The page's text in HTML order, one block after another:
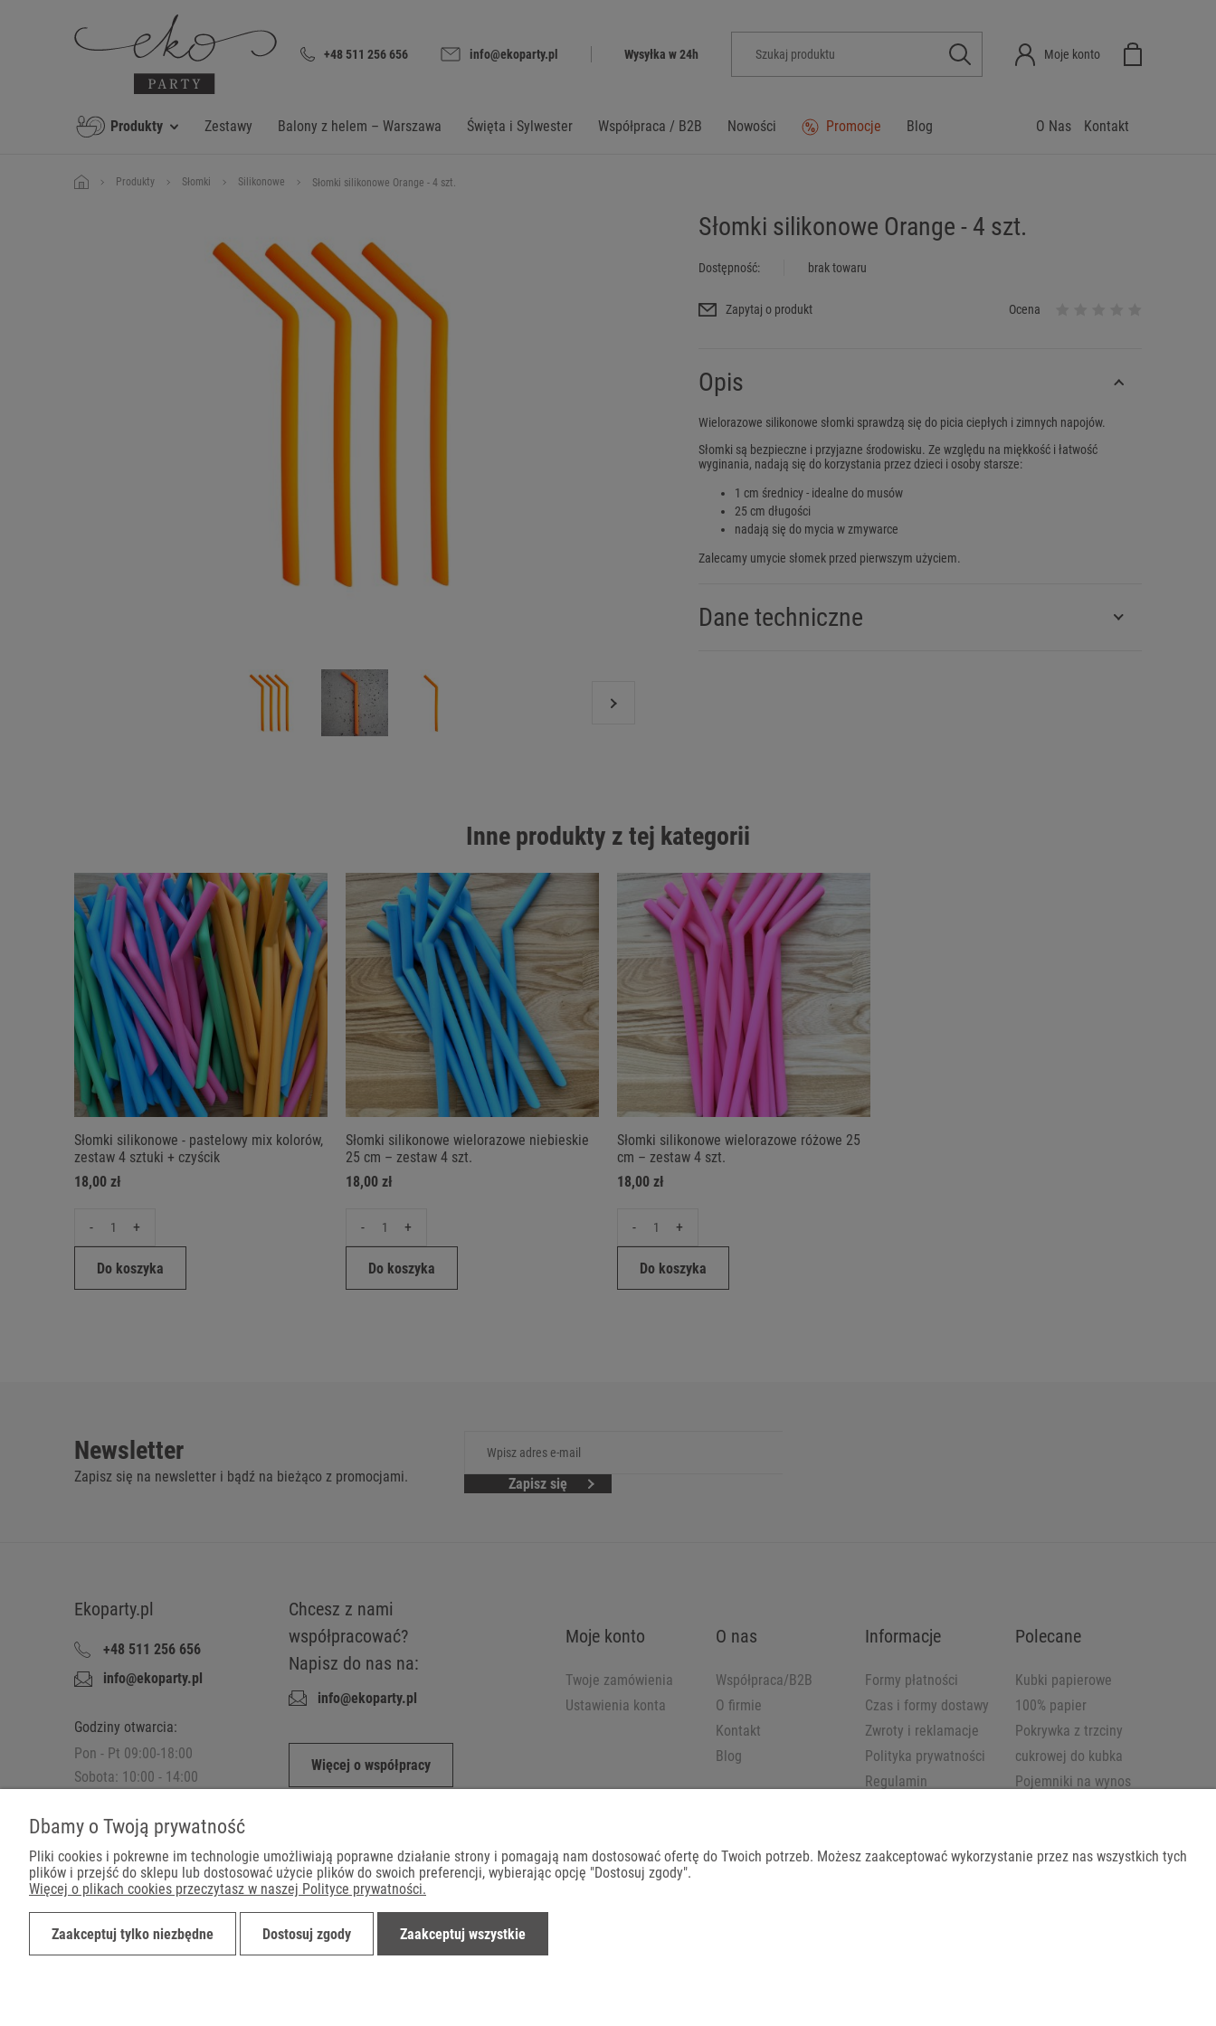
+48 511 256 656 info@ekoparty.pl Wysyłka w 24h Moje konto
Produkty Zestawy Balony z helem – Warszawa Święta i Sylwester Współpraca / B2B Nowości Promocje Blog Kontakt
O Nas
Produkty Słomki Silikonowe Słomki silikonowe Orange - 4 szt.
Słomki silikonowe Orange - 4 szt.
Dostępność: brak towaru
Zapytaj o produkt Ocena
Opis
Wielorazowe silikonowe słomki sprawdzą się do picia ciepłych i zimnych napojów.
Słomki są bezpieczne i przyjazne środowisku. Ze względu na miękkość i łatwość
wyginania, nadają się do korzystania przez dzieci i osoby starsze:
1 cm średnicy - idealne do musów
25 cm długości
nadają się do mycia w zmywarce
Zalecamy umycie słomek przed pierwszym użyciem.
Dane techniczne
Inne produkty z tej kategorii
Słomki silikonowe - pastelowy mix kolorów,
zestaw 4 sztuki + czyścik
18,00 zł
- +
Do koszyka
Słomki silikonowe wielorazowe niebieskie
25 cm – zestaw 4 szt.
18,00 zł
- +
Do koszyka
Słomki silikonowe wielorazowe różowe 25
cm – zestaw 4 szt.
18,00 zł
- +
Do koszyka
Newsletter
Zapisz się na newsletter i bądź na bieżąco z promocjami. Zapisz się
Ekoparty.pl
+48 511 256 656
info@ekoparty.pl
Godziny otwarcia:
Pon - Pt 09:00-18:00
Sobota: 10:00 - 14:00
sklepu stacjonarnego.
Chcesz z nami
współpracować?
Napisz do nas na:
info@ekoparty.pl
Więcej o współpracy
Moje konto
Twoje zamówienia
Ustawienia konta
O nas
Współpraca/B2B
O firmie
Kontakt
Blog
Informacje
Formy płatności
Czas i formy dostawy
Zwroty i reklamacje
Polityka prywatności
Regulamin
Polecane
Kubki papierowe
100% papier
Pokrywka z trzciny
cukrowej do kubka
Pojemniki na wynos
Płatności Dostawa
Dbamy o Twoją prywatność
Pliki cookies i pokrewne im technologie umożliwiają poprawne działanie strony i pomagają nam dostosować ofertę do Twoich potrzeb. Możesz zaakceptować wykorzystanie przez nas wszystkich tych
plików i przejść do sklepu lub dostosować użycie plików do swoich preferencji, wybierając opcję "Dostosuj zgody".
Więcej o plikach cookies przeczytasz w naszej Polityce prywatności.
Zaakceptuj tylko niezbędne Dostosuj zgody Zaakceptuj wszystkie